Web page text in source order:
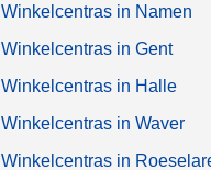
Winkelcentras in Namen
Winkelcentras in Gent
Winkelcentras in Halle
Winkelcentras in Waver
Winkelcentras in